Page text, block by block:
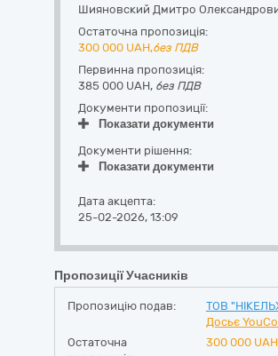
Шияновский Дмитро
Остаточна пропозиція:
300 000 UAH,без ПДВ
Первинна пропозиція:
385 000 UAH, без ПДВ
Документи пропозиції:
Показати документи
Документи рішення:
Показати документи
Дата акцепта:
25-02-2026, 13:09
Пропозиції Учасників
Пропозицію подав:
ТОВ
Досьє
Остаточна
300 000